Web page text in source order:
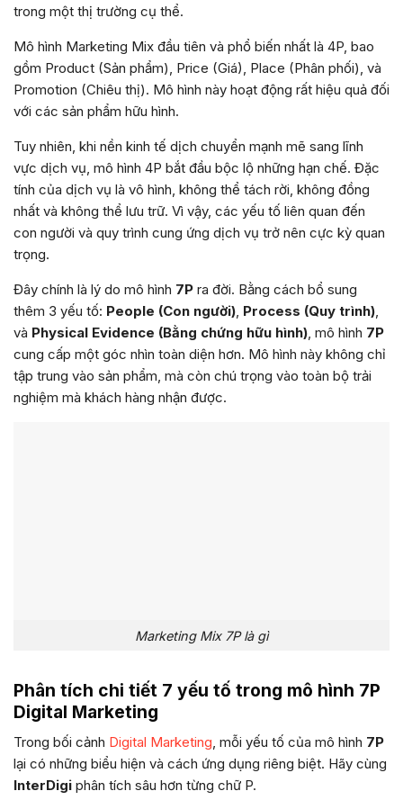
trong một thị trường cụ thể.
Mô hình Marketing Mix đầu tiên và phổ biến nhất là 4P, bao
gồm Product (Sản phẩm), Price (Giá), Place (Phân phối), và
Promotion (Chiêu thị). Mô hình này hoạt động rất hiệu quả đối
với các sản phẩm hữu hình.
Tuy nhiên, khi nền kinh tế dịch chuyển mạnh mẽ sang lĩnh
vực dịch vụ, mô hình 4P bắt đầu bộc lộ những hạn chế. Đặc
tính của dịch vụ là vô hình, không thể tách rời, không đồng
nhất và không thể lưu trữ. Vì vậy, các yếu tố liên quan đến
con người và quy trình cung ứng dịch vụ trở nên cực kỳ quan
trọng.
Đây chính là lý do mô hình 7P ra đời. Bằng cách bổ sung
thêm 3 yếu tố: People (Con người), Process (Quy trình),
và Physical Evidence (Bằng chứng hữu hình), mô hình 7P
cung cấp một góc nhìn toàn diện hơn. Mô hình này không chỉ
tập trung vào sản phẩm, mà còn chú trọng vào toàn bộ trải
nghiệm mà khách hàng nhận được.
Marketing Mix 7P là gì
Phân tích chi tiết 7 yếu tố trong mô hình 7P
Digital Marketing
Trong bối cảnh Digital Marketing, mỗi yếu tố của mô hình 7P
lại có những biểu hiện và cách ứng dụng riêng biệt. Hãy cùng
InterDigi phân tích sâu hơn từng chữ P.